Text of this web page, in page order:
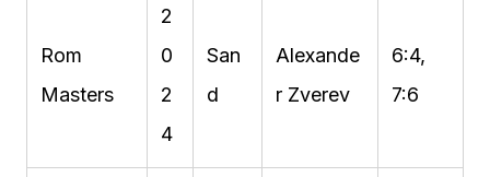
Rom
Masters
2
0
2
4
San
d
Alexande
r Zverev
6:4,
7:6